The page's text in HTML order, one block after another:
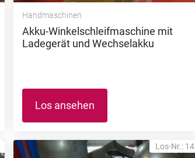
Handmaschinen
Akku-Winkelschleifmaschine mit
Ladegerät und Wechselakku
Los ansehen
Los-Nr.: 14